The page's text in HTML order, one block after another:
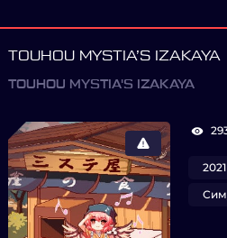
TOUHOU MYSTIA’S IZAKAYA
TOUHOU MYSTIA'S IZAKAYA
2021